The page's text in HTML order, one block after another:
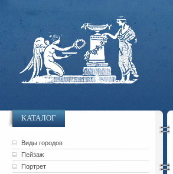
КАТАЛОГ
Виды городов
Пейзаж
Портрет